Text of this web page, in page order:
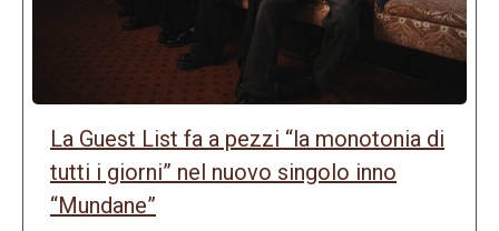
La Guest List fa a pezzi “la monotonia di
tutti i giorni” nel nuovo singolo inno
“Mundane”